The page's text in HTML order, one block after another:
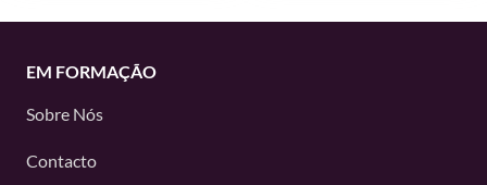
EM FORMAÇÃO
Sobre Nós
Contacto